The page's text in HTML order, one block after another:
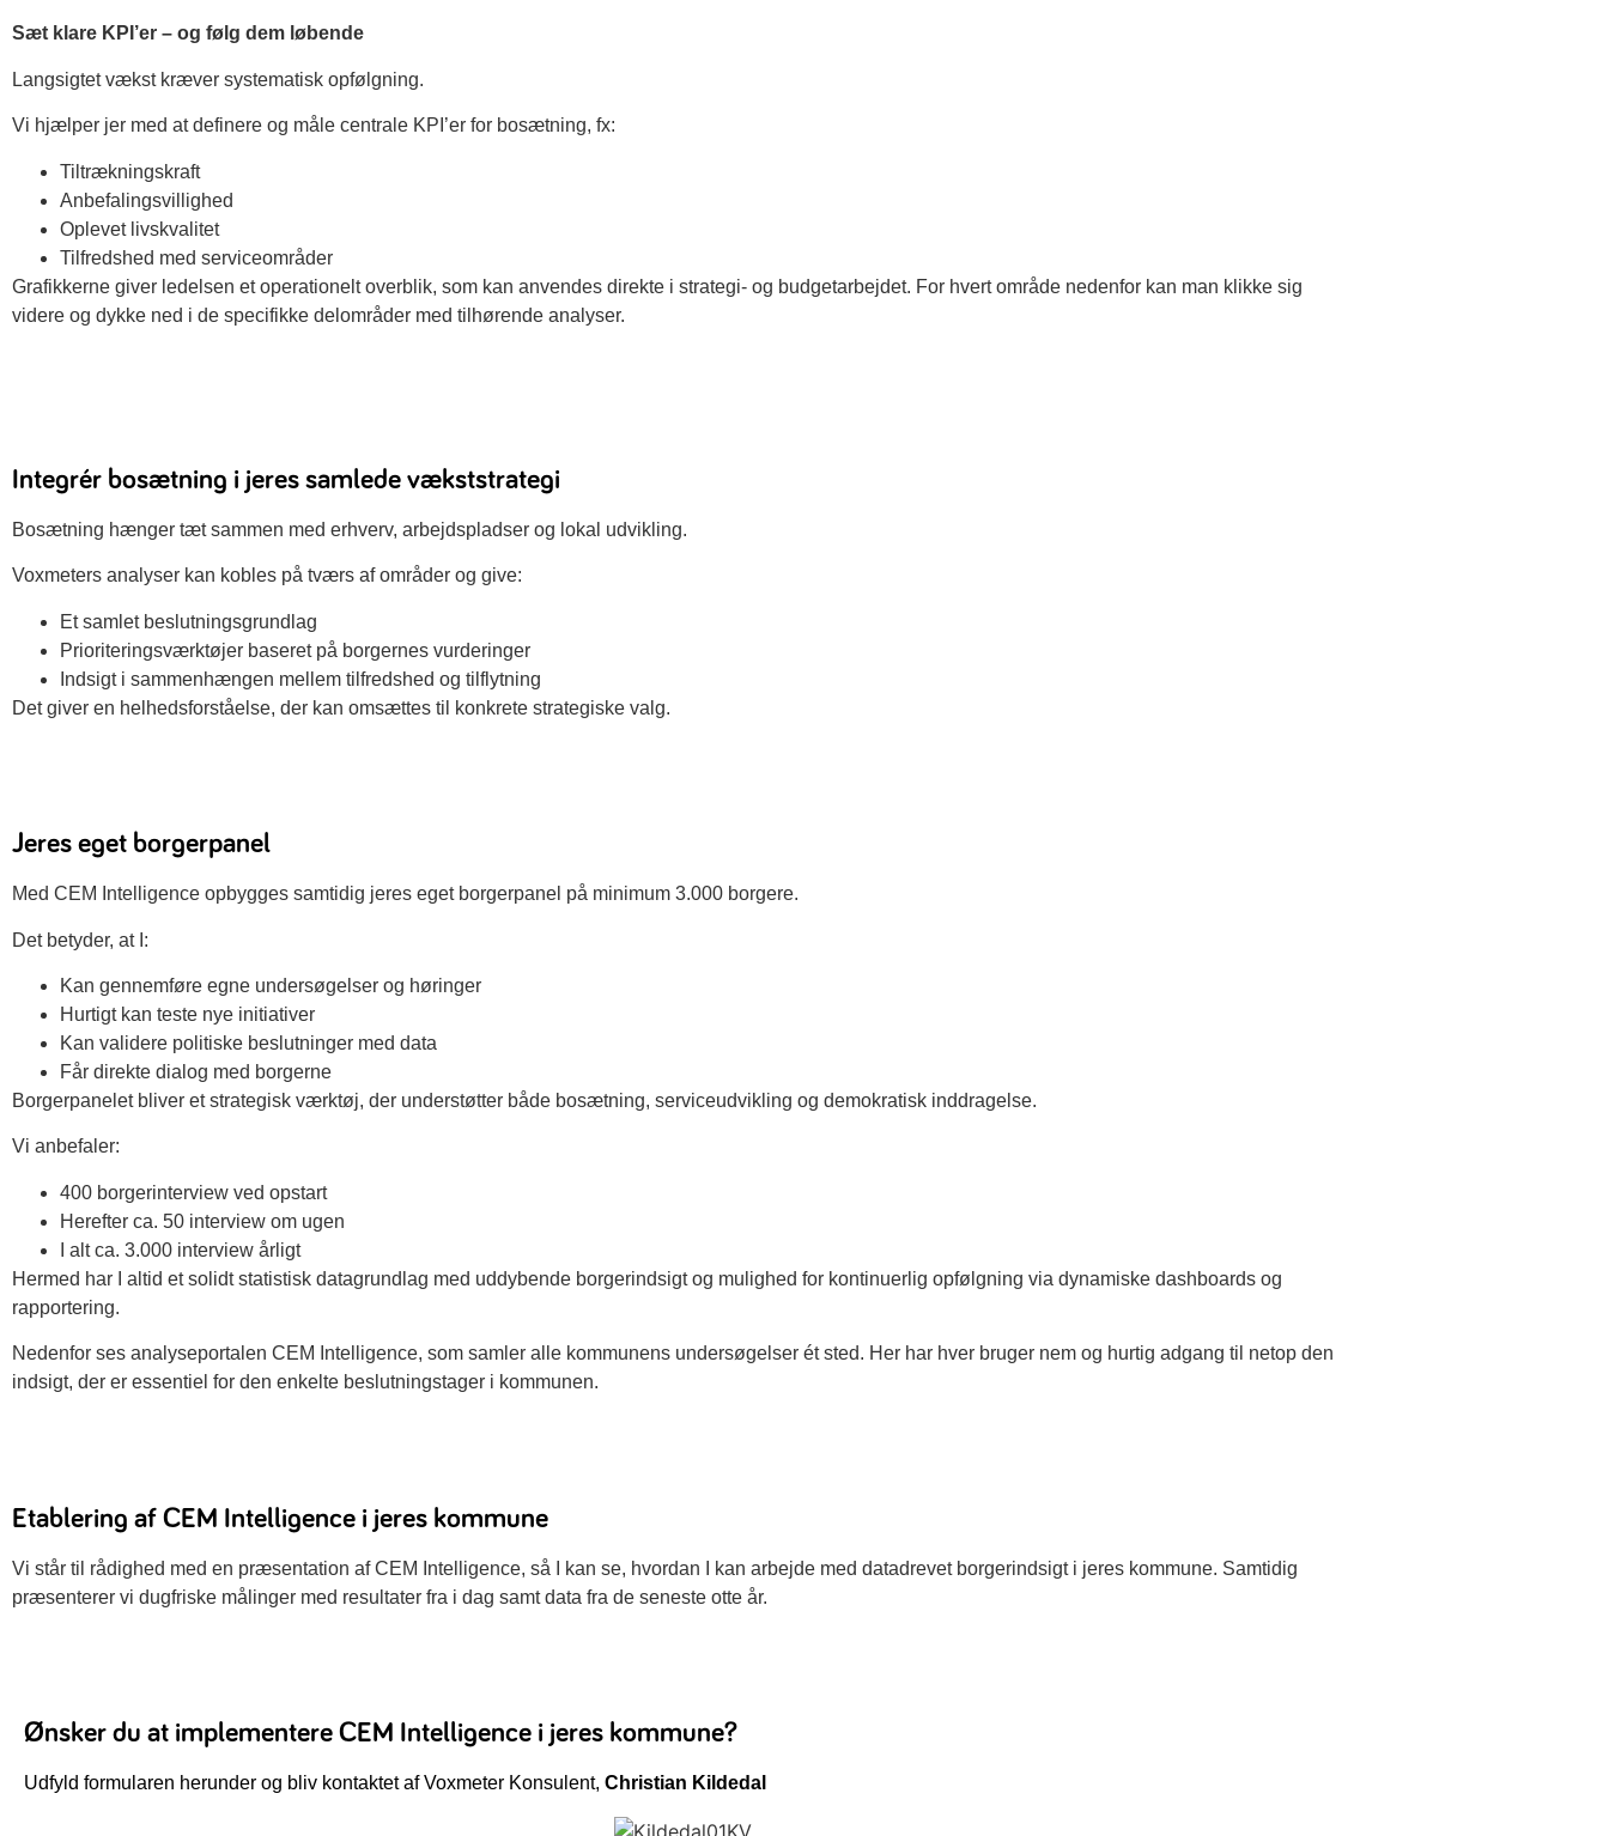
Sæt klare KPI’er – og følg dem løbende
Langsigtet vækst kræver systematisk opfølgning.
Vi hjælper jer med at definere og måle centrale KPI’er for bosætning, fx:
Tiltrækningskraft
Anbefalingsvillighed
Oplevet livskvalitet
Tilfredshed med serviceområder
Grafikkerne giver ledelsen et operationelt overblik, som kan anvendes direkte i strategi- og budgetarbejdet. For hvert område nedenfor kan man klikke sig
videre og dykke ned i de specifikke delområder med tilhørende analyser.
Integrér bosætning i jeres samlede vækststrategi
Bosætning hænger tæt sammen med erhverv, arbejdspladser og lokal udvikling.
Voxmeters analyser kan kobles på tværs af områder og give:
Et samlet beslutningsgrundlag
Prioriteringsværktøjer baseret på borgernes vurderinger
Indsigt i sammenhængen mellem tilfredshed og tilflytning
Det giver en helhedsforståelse, der kan omsættes til konkrete strategiske valg.
Jeres eget borgerpanel
Med CEM Intelligence opbygges samtidig jeres eget borgerpanel på minimum 3.000 borgere.
Det betyder, at I:
Kan gennemføre egne undersøgelser og høringer
Hurtigt kan teste nye initiativer
Kan validere politiske beslutninger med data
Får direkte dialog med borgerne
Borgerpanelet bliver et strategisk værktøj, der understøtter både bosætning, serviceudvikling og demokratisk inddragelse.
Vi anbefaler:
400 borgerinterview ved opstart
Herefter ca. 50 interview om ugen
I alt ca. 3.000 interview årligt
Hermed har I altid et solidt statistisk datagrundlag med uddybende borgerindsigt og mulighed for kontinuerlig opfølgning via dynamiske dashboards og
rapportering.
Nedenfor ses analyseportalen CEM Intelligence, som samler alle kommunens undersøgelser ét sted. Her har hver bruger nem og hurtig adgang til netop den
indsigt, der er essentiel for den enkelte beslutningstager i kommunen.
Etablering af CEM Intelligence i jeres kommune
Vi står til rådighed med en præsentation af CEM Intelligence, så I kan se, hvordan I kan arbejde med datadrevet borgerindsigt i jeres kommune. Samtidig
præsenterer vi dugfriske målinger med resultater fra i dag samt data fra de seneste otte år.
Ønsker du at implementere CEM Intelligence i jeres kommune?
Udfyld formularen herunder og bliv kontaktet af Voxmeter Konsulent, Christian Kildedal